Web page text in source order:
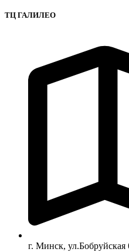
ТЦ ГАЛИЛЕО
г. Минск, ул.Бобруйская